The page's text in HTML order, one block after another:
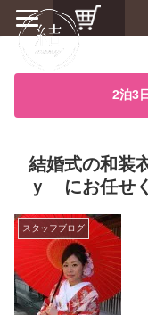
2泊3
結婚式の和装
ｙ にお任せ
スタッフブログ